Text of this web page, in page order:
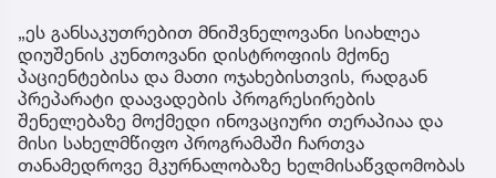
„ეს განსაკუთრებით მნიშვნელოვანი სიახლეა
დიუშენის კუნთოვანი დისტროფიის მქონე
პაციენტებისა და მათი ოჯახებისთვის, რადგან
პრეპარატი დაავადების პროგრესირების
შენელებაზე მოქმედი ინოვაციური თერაპიაა და
მისი სახელმწიფო პროგრამაში ჩართვა
თანამედროვე მკურნალობაზე ხელმისაწვდომობას